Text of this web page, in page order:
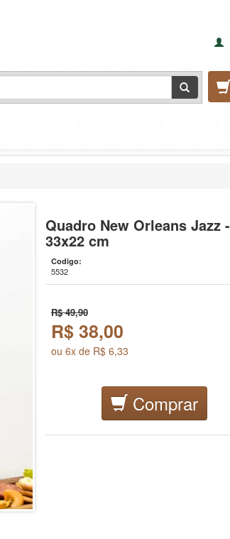
Quadro New Orleans Jazz -
33x22 cm
Codigo:
5532
R$ 49,90
R$ 38,00
ou 6x de R$ 6,33
Comprar